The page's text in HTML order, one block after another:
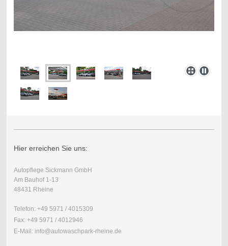
Hier erreichen Sie uns:
Autopflege Sickmann GmbH
Am Bauhof 1-13
48431 Rheine
Telefon: +49 5971 / 4015309
Fax: +49 5971 / 4012946
E-Mail: info@autowaschpark-rheine.de